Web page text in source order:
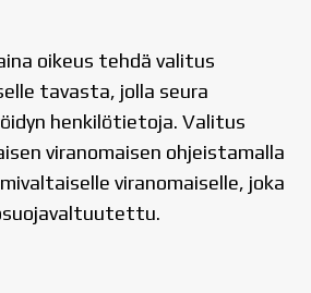
oikeus tehdä valitus
tavasta, jolla seura
henkilötietoja. Valitus
viranomaisen ohjeistamalla
viranomaiselle, joka